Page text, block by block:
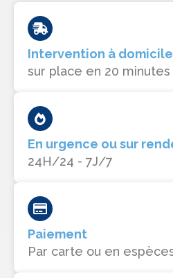
Intervention à domicile
sur place en 20 minutes
En urgence ou sur
24H/24 - 7J/7
Paiement
Par carte ou en